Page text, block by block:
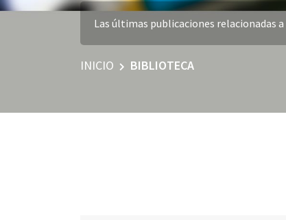
Las últimas publicaciones relacionadas
INICIO BIBLIOTECA